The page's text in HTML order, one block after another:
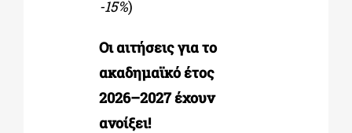
-15%)
Οι αιτήσεις για το
ακαδημαϊκό έτος
2026–2027 έχουν
ανοίξει!